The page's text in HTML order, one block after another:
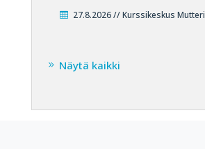
27.8.2026 // Kurssikeskus Mutteri
Näytä kaikki